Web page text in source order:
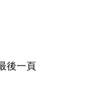
後一頁